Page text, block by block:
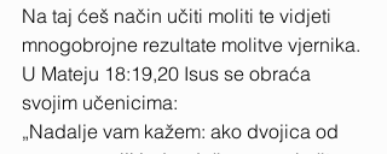
Na taj ćeš način učiti moliti te vidjeti
mnogobrojne rezultate molitve vjernika.
U Mateju 18:19,20 Isus se obraća
svojim učenicima:
„Nadalje vam kažem: ako dvojica od